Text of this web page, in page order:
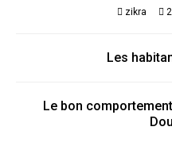
zikra
Les
Le bon